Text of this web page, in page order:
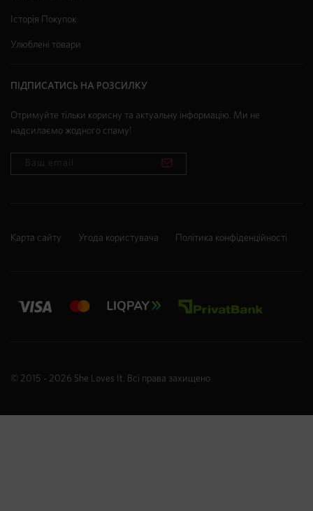
Історія Покупок
Улюблені товари
ПІДПИСАТИСЬ НА РОЗСИЛКУ
Отримуйте тільки корисну та актуальну інформацію. Ми не
надсилаємо жодного спаму!
© 2015 - 2026 She Loves It . Всі права захищено
Карта сайту Угода користувача Політика конфіденційності